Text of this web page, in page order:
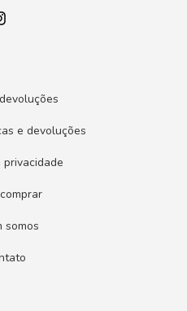
e devoluções
somos